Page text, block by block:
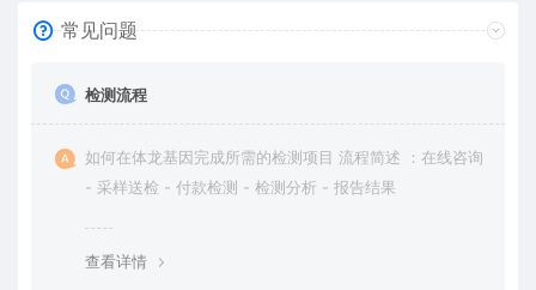
常见问题
检测流程
如何在体龙基因完成所需的检测项目 流程简述 ：在线咨询
- 采样送检 - 付款检测 - 检测分析 - 报告结果
查看详情